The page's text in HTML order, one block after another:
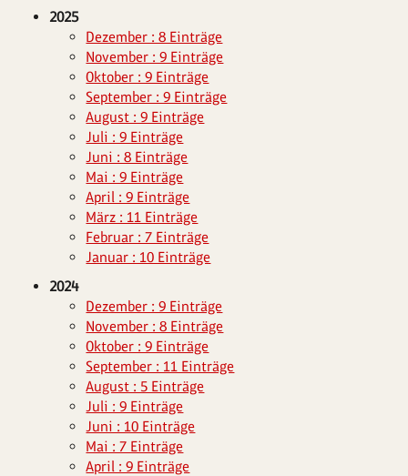
2025
Dezember : 8 Einträge
November : 9 Einträge
Oktober : 9 Einträge
September : 9 Einträge
August : 9 Einträge
Juli : 9 Einträge
Juni : 8 Einträge
Mai : 9 Einträge
April : 9 Einträge
März : 11 Einträge
Februar : 7 Einträge
Januar : 10 Einträge
2024
Dezember : 9 Einträge
November : 8 Einträge
Oktober : 9 Einträge
September : 11 Einträge
August : 5 Einträge
Juli : 9 Einträge
Juni : 10 Einträge
Mai : 7 Einträge
April : 9 Einträge